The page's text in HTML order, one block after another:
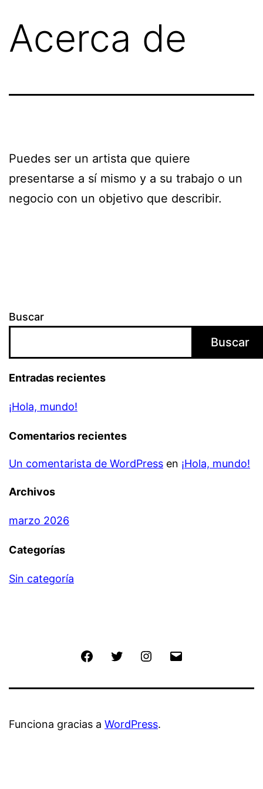
contenido
Acerca de
Puedes ser un artista que quiere
presentarse a sí mismo y a su trabajo o un
negocio con un objetivo que describir.
Buscar
Buscar
Entradas recientes
¡Hola, mundo!
Comentarios recientes
Un comentarista de WordPress en ¡Hola, mundo!
Archivos
marzo 2026
Categorías
Sin categoría
FacebookTwitter Instagram
Funciona gracias a WordPress.